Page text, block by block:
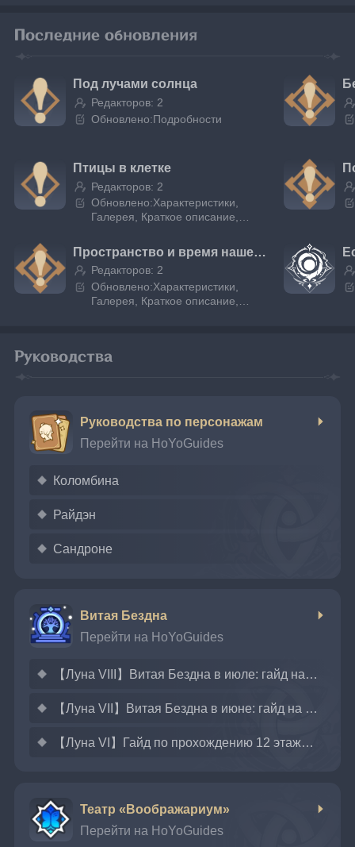
Последние обновления
Под лучами солнца
Редакторов: 2
Обновлено:Подробности
Птицы в клетке
Редакторов: 2
Обновлено:Характеристики,
Галерея, Краткое описание,
Пространство и время нашей встречи
Редакторов: 2
Обновлено:Характеристики,
Галерея, Краткое описание,
Руководства
Руководства по персонажам
Перейти на HoYoGuides
Коломбина
Райдэн
Сандроне
Витая Бездна
Перейти на HoYoGuides
【Луна VIII】Витая Бездна в июле: гайд на прохождение 12-го этажа на все звёзды
【Луна VII】Витая Бездна в июне: гайд на прохождение 12-го этажа на все звёзды
【Луна VI】Гайд по прохождению 12 этажа Витой Бездны на все звёзды — май
Театр «Воображариум»
Перейти на HoYoGuides